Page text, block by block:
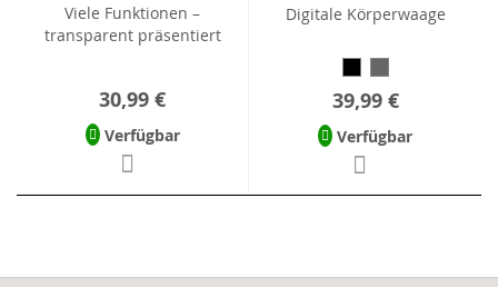
Viele Funktionen –
transparent präsentiert
30,99 €
Verfügbar
Digitale Körperwaage
39,99 €
Verfügbar